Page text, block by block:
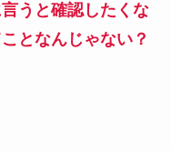
うと確認したくな
となんじゃない？